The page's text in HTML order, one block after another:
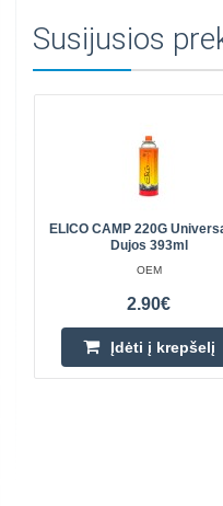
Susijusios
ELICO CAMP 220G
Dujos 393ml
OEM
2.90€
Įdėti į krepšelį